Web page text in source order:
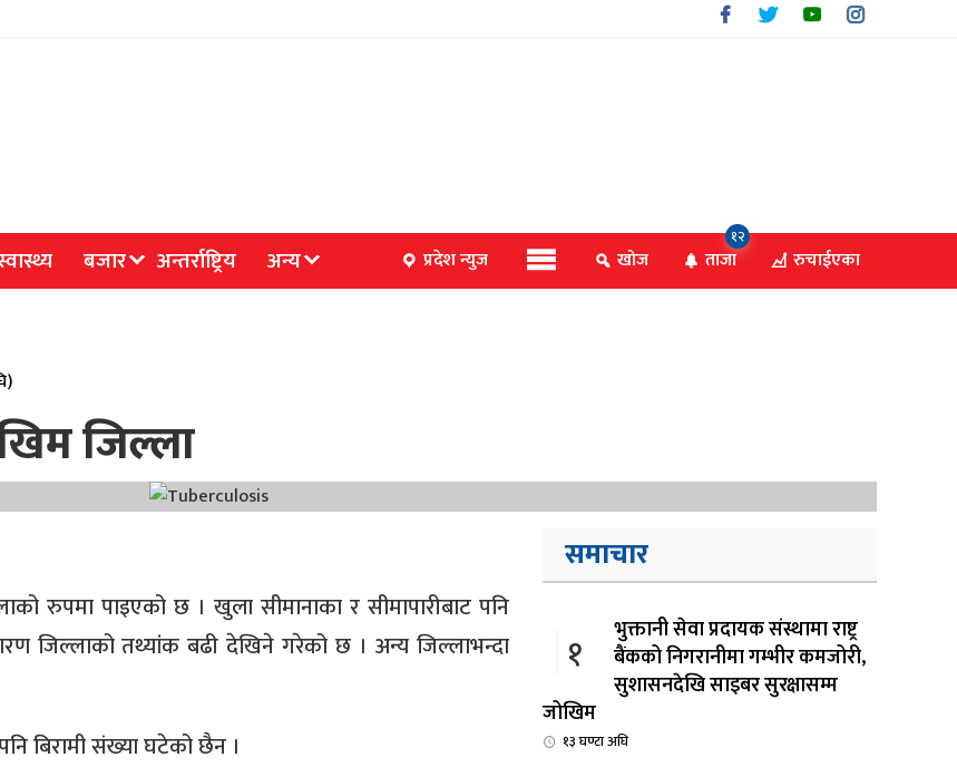
बजार अन्तर्राष्ट्रिय अन्य प्रदेश न्युज खोज ताजा
१२
रुचाईएका
जिल्ला
रुपमा पाइएको छ । खुला सीमानाका र सीमापारीबाट पनि
जिल्लाको तथ्यांक बढी देखिने गरेको छ । अन्य जिल्लाभन्दा
बिरामी संख्या घटेको छैन ।
समाचार
१
भुक्तानी सेवा प्रदायक संस्थामा राष्ट्र
बैंकको निगरानीमा गम्भीर कमजोरी,
सुशासनदेखि साइबर सुरक्षासम्म
जोखिम
१३ घण्टा अघि